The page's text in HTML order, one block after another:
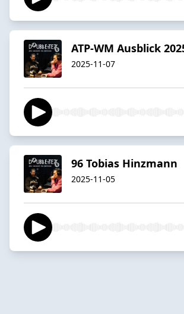
ATP-WM Ausblick
2025-11-07
96 Tobias Hinzmann
2025-11-05